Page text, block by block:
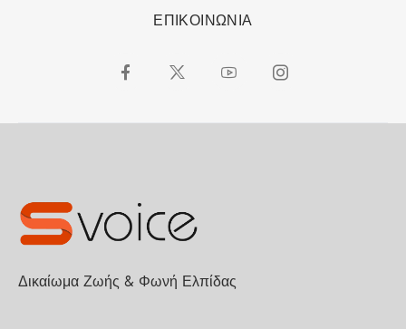
ΕΠΙΚΟΙΝΩΝΙΑ
Δικαίωμα Ζωής & Φωνή Ελπίδας